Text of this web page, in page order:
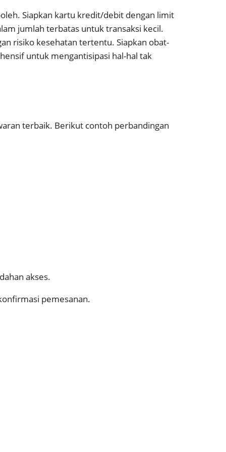
Siapkan kartu kredit/debit dengan limit
jumlah terbatas untuk transaksi kecil.
risiko kesehatan tertentu. Siapkan obat-
untuk mengantisipasi hal-hal tak
terbaik. Berikut contoh perbandingan
akses.
pemesanan.